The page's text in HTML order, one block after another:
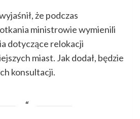
że podczas
ministrowie wymienili
dotyczące relokacji
miast. Jak dodał, będzie
konsultacji.